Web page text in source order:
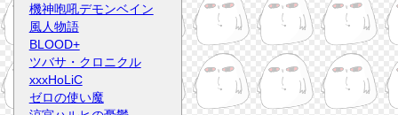
機神咆吼デモンベイン
風人物語
BLOOD+
ツバサ・クロニクル
xxxHoLiC
ゼロの使い魔